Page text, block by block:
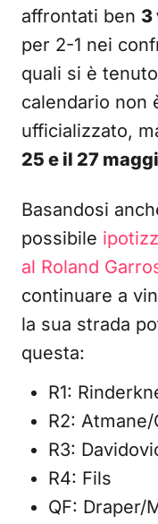
affrontati ben 3
per 2-1 nei
quali si è
calendario non
ufficializzato,
25 e il 27
Basandosi
possibile
al Roland
continuare a
la sua strada
questa:
R1:
R2:
R3:
R4: Fils
QF: Draper/